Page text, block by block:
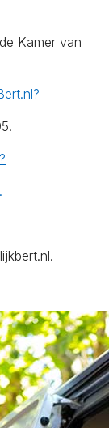
Kamer van